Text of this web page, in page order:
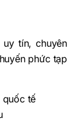
tín, chuyên
phức tạp
quốc tế